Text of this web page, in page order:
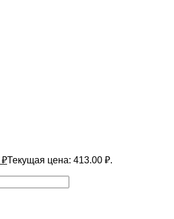
₽Текущая цена: 413.00 ₽.